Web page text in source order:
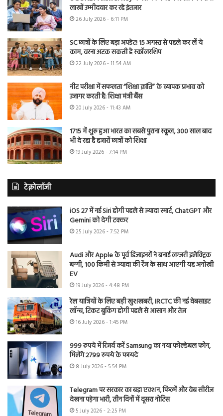
लाखों उम्मीदवार कर रहे इंतजार
26 July 2026 - 6:11 PM
SC छात्रों के लिए बड़ा अपडेट! 15 अगस्त से पहले कर लें ये
काम, वरना अटक सकती है स्कॉलरशिप
22 July 2026 - 11:54 AM
नीट परीक्षा में सफलता “शिक्षा क्रांति” के व्यापक प्रभाव को
उजागर करती है: शिक्षा मंत्री बैंस
20 July 2026 - 11:43 AM
1715 में शुरू हुआ भारत का सबसे पुराना स्कूल, 300 साल बाद
भी दे रहा है हजारों छात्रों को शिक्षा
19 July 2026 - 7:14 PM
टेक्नोलॉजी
iOS 27 में नई Siri होगी पहले से ज्यादा स्मार्ट, ChatGPT और
Gemini को देगी टक्कर
25 July 2026 - 7:52 PM
Audi और Apple के पूर्व डिजाइनरों ने बनाई लग्जरी इलेक्ट्रिक
बग्गी, 100 किमी से ज्यादा की रेंज के साथ आएगी यह अनोखी
EV
19 July 2026 - 4:48 PM
रेल यात्रियों के लिए बड़ी खुशखबरी, IRCTC की नई वेबसाइट
लॉन्च, टिकट बुकिंग होगी पहले से आसान और तेज
16 July 2026 - 1:45 PM
999 रुपये में रिजर्व करें Samsung का नया फोल्डेबल फोन,
मिलेंगे 2799 रुपये के फायदे
8 July 2026 - 5:54 PM
Telegram पर सरकार का बड़ा एक्शन, फिल्में और वेब सीरीज
देखना पड़ेगा भारी, तीन दिनों में दूसरा नोटिस
5 July 2026 - 2:25 PM